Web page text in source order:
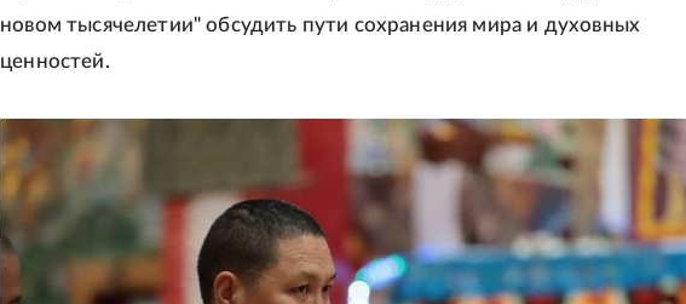
новом тысячелетии" обсудить пути сохранения мира и духовных
ценностей.